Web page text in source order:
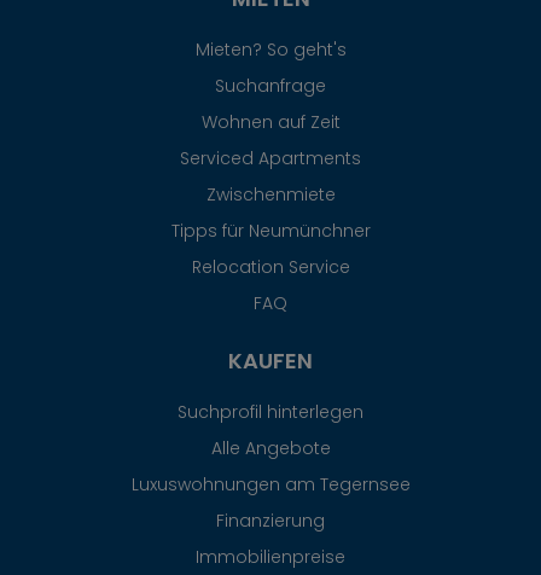
Mieten? So geht's
Suchanfrage
Wohnen auf Zeit
Serviced Apartments
Zwischenmiete
Tipps für Neumünchner
Relocation Service
FAQ
KAUFEN
Suchprofil hinterlegen
Alle Angebote
Luxuswohnungen am Tegernsee
Finanzierung
Immobilienpreise